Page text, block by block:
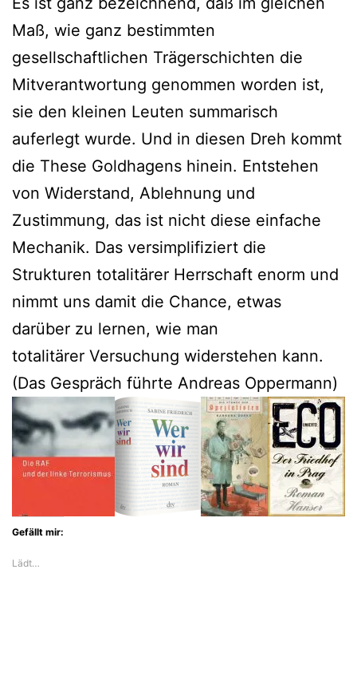
Maß, wie ganz bestimmten
gesellschaftlichen Trägerschichten die
Mitverantwortung genommen worden ist,
sie den kleinen Leuten summarisch
auferlegt wurde. Und in diesen Dreh kommt
die These Goldhagens hinein. Entstehen
von Widerstand, Ablehnung und
Zustimmung, das ist nicht diese einfache
Mechanik. Das versimplifiziert die
Strukturen totalitärer Herrschaft enorm und
nimmt uns damit die Chance, etwas
darüber zu lernen, wie man
totalitärer Versuchung widerstehen kann.
(Das Gespräch führte Andreas Oppermann)
Gefällt mir:
Lädt…